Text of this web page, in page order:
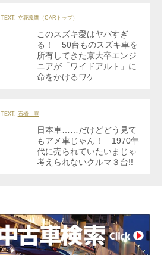
TEXT: 立花義鷹（CARトップ）
このスズキ愛はヤバすぎ
る！ 50台ものスズキ車を
所有してきた京大卒エンジ
ニアが「ワイドアルト」に
命をかけるワケ
TEXT: 石橋 寛
日本車……だけどどう見て
もアメ車じゃん！ 1970年
代に売られていたいまじゃ
考えられないクルマ３台!!